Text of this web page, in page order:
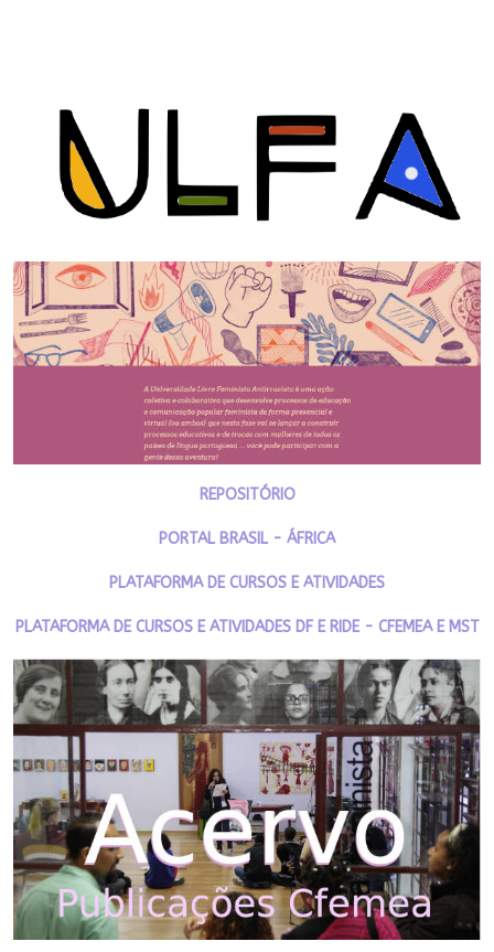
REPOSITÓRIO
PORTAL BRASIL - ÁFRICA
PLATAFORMA DE CURSOS E ATIVIDADES
PLATAFORMA DE CURSOS E ATIVIDADES DF E RIDE - CFEMEA E MST